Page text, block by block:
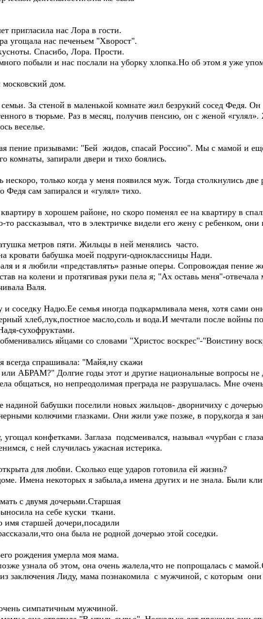
пригласила нас Лора в гости.
угощала нас печеньем "Хворост".
Спасибо, Лора. Прости.
побыли и нас послали на уборку хлопка.Но об этом я уже
дом.
За стеной в маленькой комнате жил безрукий сосед Федя.
в тюрьме. Раз в месяц, получив пенсию, он с женой
веселье.
пение призывами: "Бей жидов, спасай Россию". Мы с мамой и еще
комнаты, запирали двери и тихо боялись.
только когда у меня появился муж. Тогда столкнулись
Федя сам запирался и «гулял» тихо.
в хорошем районе, но скоро поменял ее на квартиру в
то рассказывал, что в электричке видели его жену с ребенком,
метров пяти. Жильцы в ней менялись часто.
кровати бабушка моей подруги-одноклассницы Нади.
и я любили «представлять» разные оперы. Сопровождая пение
на колени и протягивая руки пела я; "Ах оставь меня"-
Валя.
соседку Надю.Ее семья иногда подкармливала меня, хотя сами
хлеб,лук,постное масло,соль и вода.И мечтали после войны
сухофруктами.
яйцами со словами "Христос воскрес"-"Воистину
всегда спрашивала: "Майя,ну скажи
АБРАМ?" Долгие годы этот и другие национальные вопросы не
общаться, но непреодолимая преграда не разрушалась. Мне
надиной бабушки поселили новых жильцов- дворничиху с
колючими глазками. Они жили уже позже, в пору,когда я
конфетками. Заглаза подсмеивался, называл «чурбан с
с ней случилась ужасная истерика.
для любви. Сколько еще ударов готовила ей жизнь?
Имена некоторых я забыла,а имена других и не знала. Были
с двумя дочерьми.Старшая
на себе куски ткани.
имя старшей дочери,посадили
она была не родной дочерью этой соседки.
рождения умерла моя мама.
узнала об этом, она очень жалела,что не попрощалась с
заключения Лиду, мама познакомила с мужчиной, с которым
симпатичным мужчиной.